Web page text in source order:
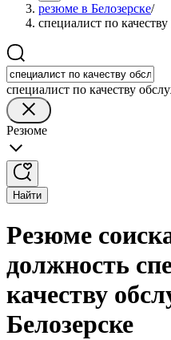
резюме в Белозерске/
специалист по
специалист по качеству
Резюме
Найти
Резюме
должность
качеству
Белозерске